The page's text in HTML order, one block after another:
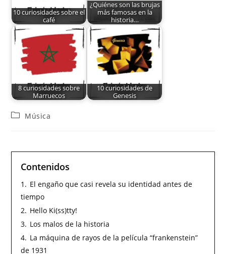
10 curiosidades sobre el
café
¿Quiénes son las brujas
más famosas en la
historia…
8 curiosidades sobre
Marruecos
10 curiosidades de
Genesis
Música
Contenidos
1. El engaño que casi revela su identidad antes de
tiempo
2. Hello Ki(ss)tty!
3. Los malos de la historia
4. La máquina de rayos de la película “frankenstein”
de 1931